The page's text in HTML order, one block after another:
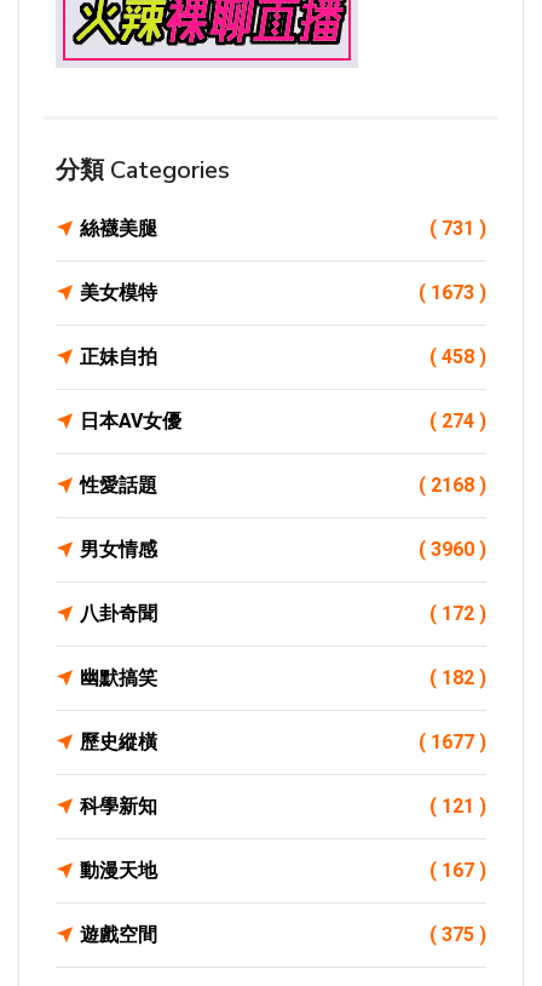
分類 Categories
絲襪美腿 ( 731 )
美女模特 ( 1673 )
正妹自拍 ( 458 )
日本AV女優 ( 274 )
性愛話題 ( 2168 )
男女情感 ( 3960 )
八卦奇聞 ( 172 )
幽默搞笑 ( 182 )
歷史縱橫 ( 1677 )
科學新知 ( 121 )
動漫天地 ( 167 )
遊戲空間 ( 375 )